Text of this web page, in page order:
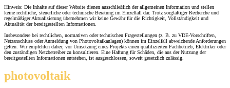
Hinweis: Die Inhalte auf dieser Website dienen ausschließlich der allgemeinen Information und stellen
keine rechtliche, steuerliche oder technische Beratung im Einzelfall dar. Trotz sorgfältiger Recherche und
regelmäßiger Aktualisierung übernehmen wir keine Gewähr für die Richtigkeit, Vollständigkeit und
Aktualität der bereitgestellten Informationen.
Insbesondere bei rechtlichen, normativen oder technischen Fragestellungen (z. B. zu VDE-Vorschriften,
Netzanschluss oder Anmeldung von Photovoltaikanlagen) können im Einzelfall abweichende Anforderungen
gelten. Wir empfehlen daher, vor Umsetzung eines Projekts einen qualifizierten Fachbetrieb, Elektriker oder
den zuständigen Netzbetreiber zu konsultieren. Eine Haftung für Schäden, die aus der Nutzung der
bereitgestellten Informationen entstehen, ist ausgeschlossen, soweit gesetzlich zulässig.
photovoltaik.info